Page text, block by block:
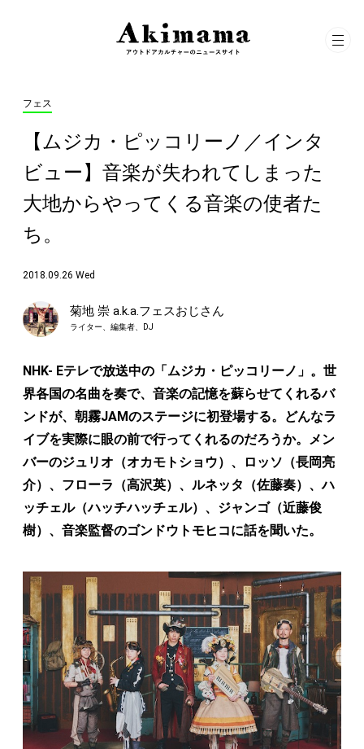
フェス
【ムジカ・ピッコリーノ／インタ
ビュー】音楽が失われてしまった
大地からやってくる音楽の使者た
ち。
2018.09.26 Wed
菊地 崇 a.k.a.フェスおじさん
ライター、編集者、DJ
NHK- Eテレで放送中の「ムジカ・ピッコリーノ」。世
界各国の名曲を奏で、音楽の記憶を蘇らせてくれるバ
ンドが、朝霧JAMのステージに初登場する。どんなラ
イブを実際に眼の前で行ってくれるのだろうか。メン
バーのジュリオ（オカモトショウ）、ロッソ（長岡亮
介）、フローラ（高沢英）、ルネッタ（佐藤奏）、ハ
ッチェル（ハッチハッチェル）、ジャンゴ（近藤俊
樹）、音楽監督のゴンドウトモヒコに話を聞いた。